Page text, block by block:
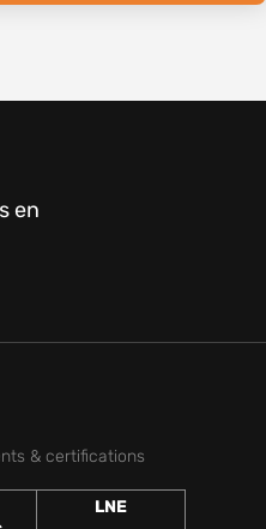
en
& certifications
LNE